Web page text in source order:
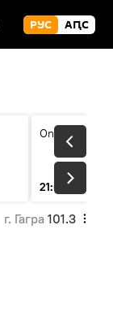
РУС АԤС
On air
21:00
г. Гагра 101.3